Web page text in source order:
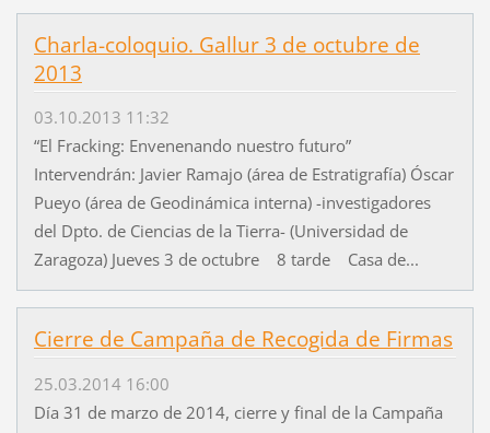
Charla-coloquio. Gallur 3 de octubre de
2013
03.10.2013 11:32
“El Fracking: Envenenando nuestro futuro”
Intervendrán: Javier Ramajo (área de Estratigrafía) Óscar
Pueyo (área de Geodinámica interna) -investigadores
del Dpto. de Ciencias de la Tierra- (Universidad de
Zaragoza) Jueves 3 de octubre 8 tarde Casa de...
Cierre de Campaña de Recogida de Firmas
25.03.2014 16:00
Día 31 de marzo de 2014, cierre y final de la Campaña